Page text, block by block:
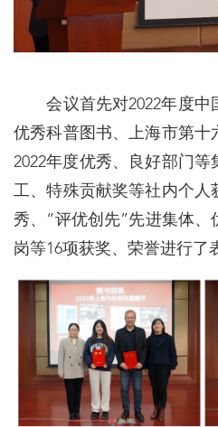
会议首先对2022年度中
优秀科普图书、上海市第十
2022年度优秀、良好部门等
工、特殊贡献奖等社内个人
秀、“评优创先”先进集体
岗等16项获奖、荣誉进行了